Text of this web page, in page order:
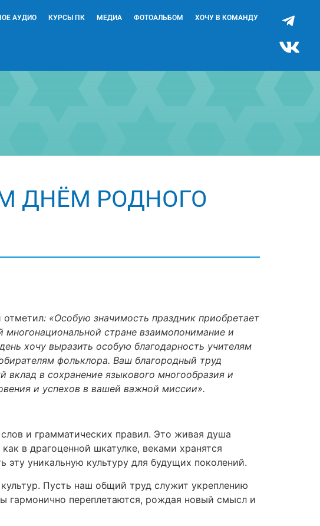
АУДИО КУРСЫ ПК МЕДИА ФОТОАЛЬБОМ ХОЧУ В КОМАНДУ
ДНЁМ РОДНОГО
отметил: «Особую значимость праздник приобретает
стране взаимопонимание и
хочу выразить особую благодарность учителям
фольклора. Ваш благородный труд
в сохранение языкового многообразия и
и успехов в вашей важной миссии».
и грамматических правил. Это живая душа
в драгоценной шкатулке, веками хранятся
уникальную культуру для будущих поколений.
Пусть наш общий труд служит укреплению
гармонично переплетаются, рождая новый смысл и